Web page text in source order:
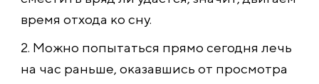
время отхода ко сну.
2. Можно попытаться прямо сегодня лечь
на час раньше, оказавшись от просмотра